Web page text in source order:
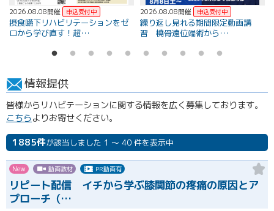
2026.08.08開催
摂食嚥下リハビリテーションをゼ
ロから学び直す！超…
2026.08.08開催
繰り返し見れる期間限定動画講
習 橈骨遠位端術から…
情報提供
皆様からリハビテーションに関する情報を広く募集しております。
こちらよりお寄せください。
1885件が該当しました 1 ～ 40 件を表示中
New 動画教材 PR動画有
リピート配信 イチから学ぶ膝関節の疼痛の原因とア
プローチ（…